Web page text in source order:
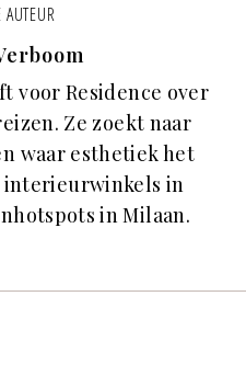
AUTEUR
voor Residence over
Ze zoekt naar
waar esthetiek het
interieurwinkels in
in Milaan.